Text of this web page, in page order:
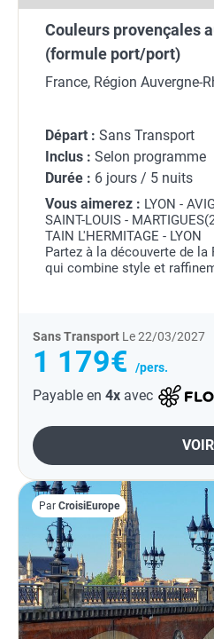
Couleurs provençales
(formule port/port)
France, Région Auvergne-
Départ : Sans Transport
Inclus : Selon programme
Durée : 6 jours / 5 nuits
Vous aimerez : LYON -
SAINT-LOUIS -
TAIN L'HERMITAGE - LYON
Partez à la découverte de la
qui combine style et
Sans Transport Le 22/03/2027
1 179€ /pers.
Payable en 4x avec
VOIR
Par CroisiEurope